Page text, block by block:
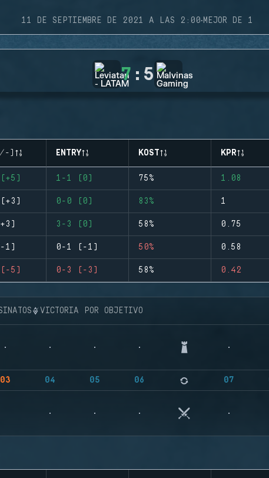
11 DE SEPTIEMBRE DE 2021 A LAS 2:00·MEJOR DE 1
7 : 5
) ENTRY KOST KPR
1-1 (0) 75% 1.08
0-0 (0) 83% 1
3-3 (0) 58% 0.75
1) 0-1 (-1) 50% 0.58
5) 0-3 (-3) 58% 0.42
VICTORIA POR OBJETIVO
03 04 05 06 07